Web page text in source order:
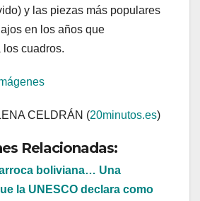
y las piezas más populares
en los años que
los cuadros.
CELDRÁN (20minutos.es)
Relacionadas:
boliviana… Una
la UNESCO declara como